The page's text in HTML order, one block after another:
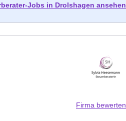
Jobs in Drolshagen ansehen
Firma bewerten